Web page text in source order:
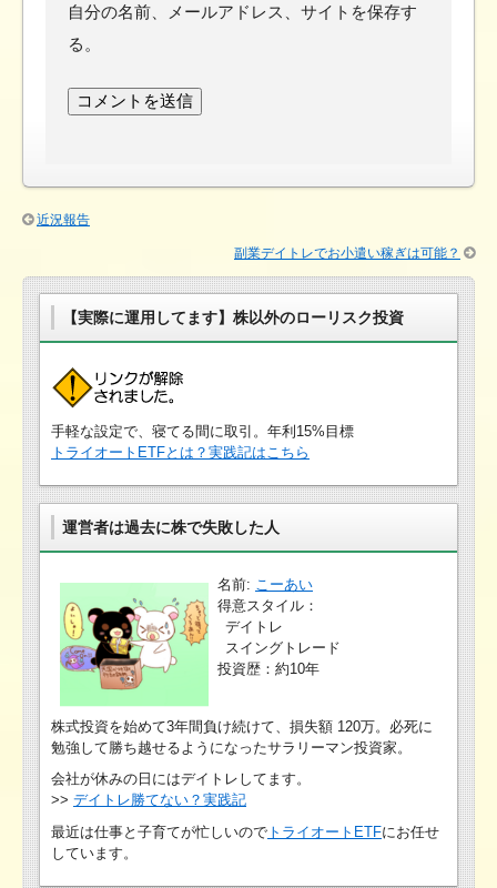
自分の名前、メールアドレス、サイトを保存す
る。
近況報告
副業デイトレでお小遣い稼ぎは可能？
【実際に運用してます】株以外のローリスク投資
手軽な設定で、寝てる間に取引。年利15%目標
トライオートETFとは？実践記はこちら
運営者は過去に株で失敗した人
名前: こーあい
得意スタイル：
デイトレ
スイングトレード
投資歴：約10年
株式投資を始めて3年間負け続けて、損失額 120万。必死に
勉強して勝ち越せるようになったサラリーマン投資家。
会社が休みの日にはデイトレしてます。
>> デイトレ勝てない？実践記
最近は仕事と子育てが忙しいので トライオートETFにお任せ
しています。